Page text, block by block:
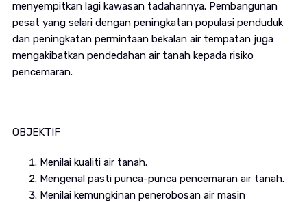
menyempitkan lagi kawasan tadahannya. Pembangunan
pesat yang selari dengan peningkatan populasi penduduk
dan peningkatan permintaan bekalan air tempatan juga
mengakibatkan pendedahan air tanah kepada risiko
pencemaran.
OBJEKTIF
Menilai kualiti air tanah.
Mengenal pasti punca-punca pencemaran air tanah.
Menilai kemungkinan penerobosan air masin